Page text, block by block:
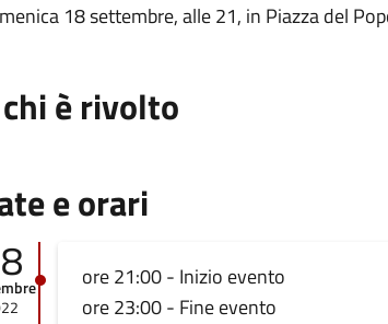
18 settembre, alle 21, in Piazza del
è rivolto
e orari
ore 21:00 - Inizio evento
ore 23:00 - Fine evento